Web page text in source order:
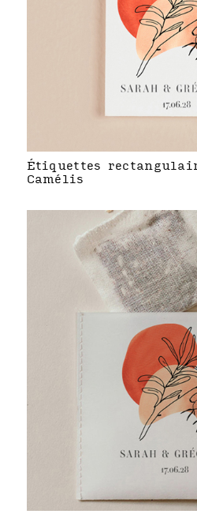
Étiquettes
Camélis